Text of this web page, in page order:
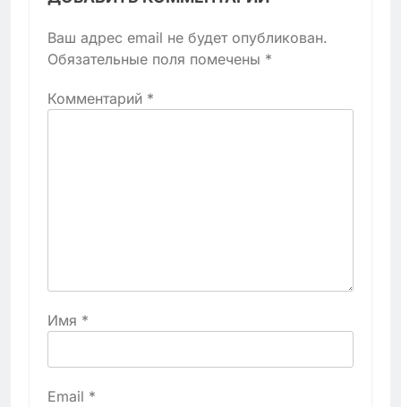
Ваш адрес email не будет опубликован.
Обязательные поля помечены *
Комментарий *
Имя *
Email *